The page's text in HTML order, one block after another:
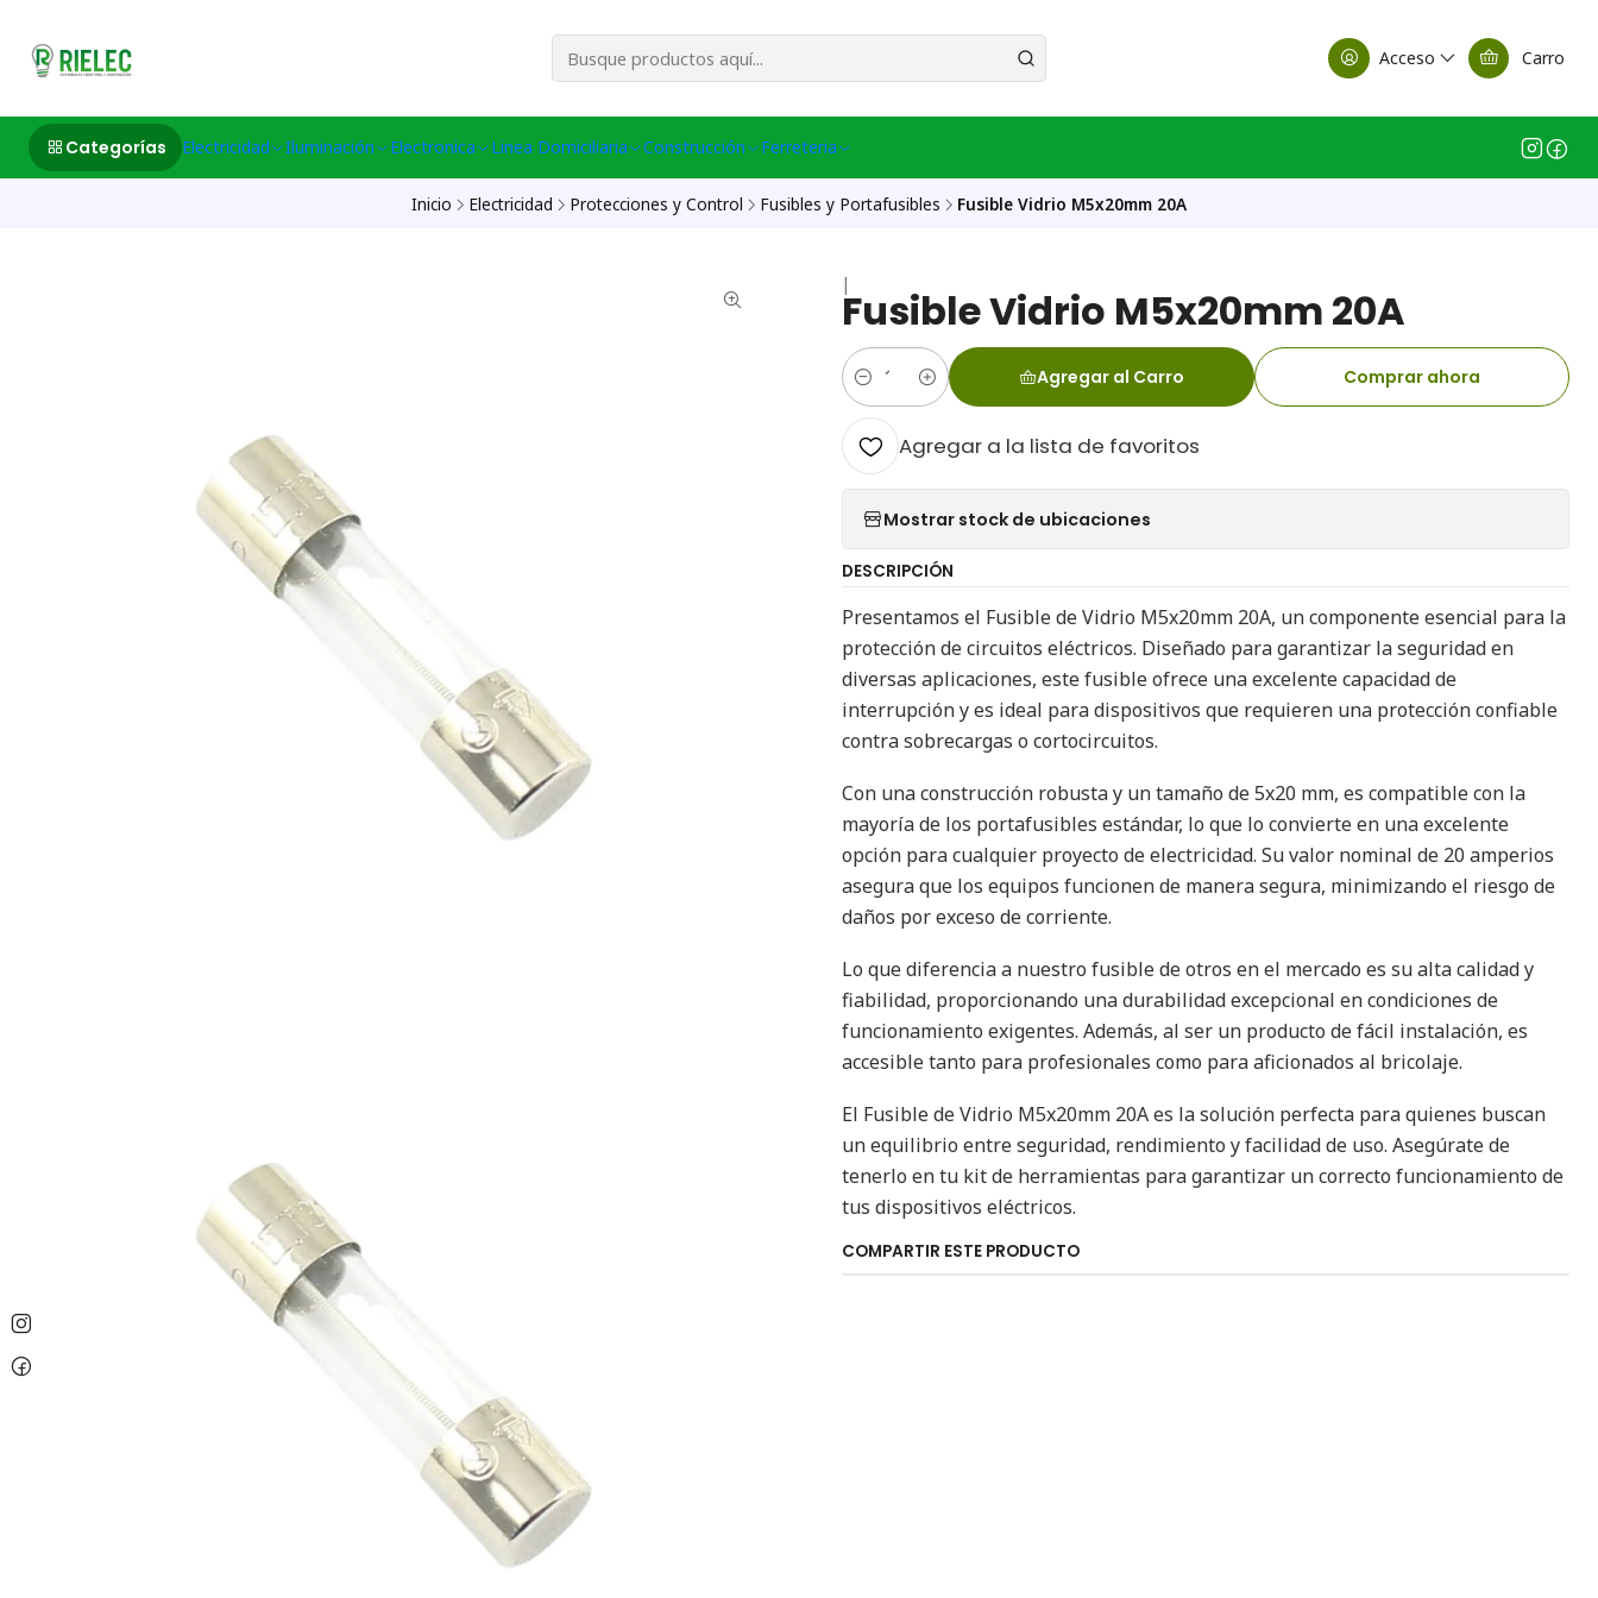
Acceso Carro
Categorías Electricidad Iluminación Electronica Linea Domiciliaria Construcción Ferreteria
Inicio Electricidad Protecciones y Control Fusibles y Portafusibles Fusible Vidrio M5x20mm 20A
|
Fusible Vidrio M5x20mm 20A
Cantidad
Agregar al Carro Comprar ahora
Agregar a la lista de favoritos
Mostrar stock de ubicaciones
DESCRIPCIÓN
Presentamos el Fusible de Vidrio M5x20mm 20A, un componente esencial para la
protección de circuitos eléctricos. Diseñado para garantizar la seguridad en
diversas aplicaciones, este fusible ofrece una excelente capacidad de
interrupción y es ideal para dispositivos que requieren una protección confiable
contra sobrecargas o cortocircuitos.
Con una construcción robusta y un tamaño de 5x20 mm, es compatible con la
mayoría de los portafusibles estándar, lo que lo convierte en una excelente
opción para cualquier proyecto de electricidad. Su valor nominal de 20 amperios
asegura que los equipos funcionen de manera segura, minimizando el riesgo de
daños por exceso de corriente.
Lo que diferencia a nuestro fusible de otros en el mercado es su alta calidad y
fiabilidad, proporcionando una durabilidad excepcional en condiciones de
funcionamiento exigentes. Además, al ser un producto de fácil instalación, es
accesible tanto para profesionales como para aficionados al bricolaje.
El Fusible de Vidrio M5x20mm 20A es la solución perfecta para quienes buscan
un equilibrio entre seguridad, rendimiento y facilidad de uso. Asegúrate de
tenerlo en tu kit de herramientas para garantizar un correcto funcionamiento de
tus dispositivos eléctricos.
COMPARTIR ESTE PRODUCTO